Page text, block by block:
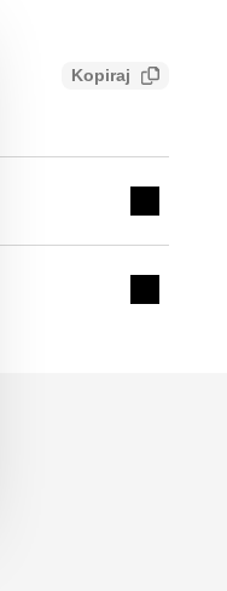
Kopiraj
Expand
Expand